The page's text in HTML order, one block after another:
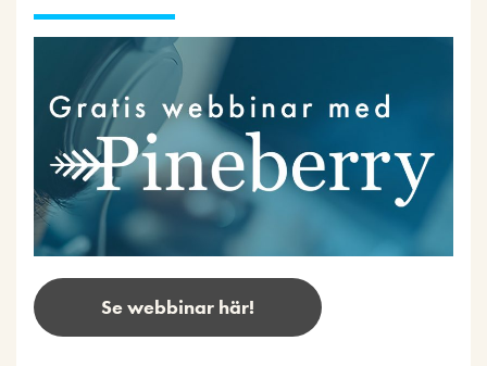
Se webbinar här!